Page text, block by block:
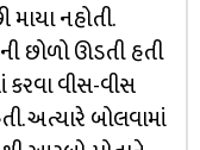
નહોતી.
છોળો ઊડતી હતી
વીસ-વીસ
અત્યારે બોલવામાં